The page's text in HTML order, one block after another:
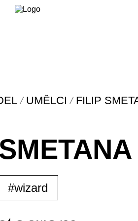
/ UMĚLCI / FILIP
#wizard